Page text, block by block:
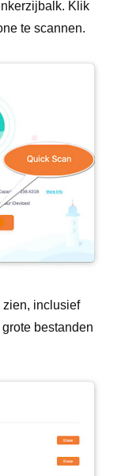
Klik
te scannen.
zien, inclusief
bestanden